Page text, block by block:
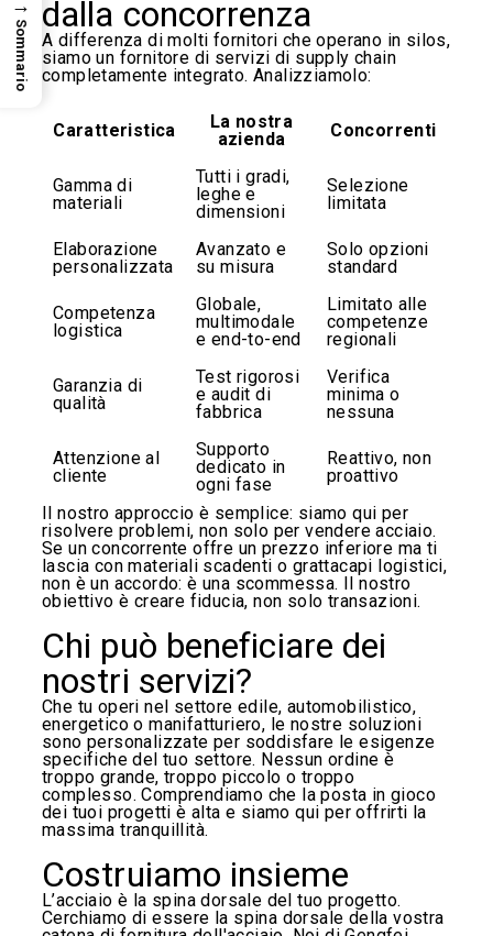
dalla concorrenza
A differenza di molti fornitori che operano in silos,
siamo un fornitore di servizi di supply chain
completamente integrato. Analizziamolo:
Caratteristica
La nostra
azienda
Concorrenti
Gamma di
materiali
Tutti i gradi,
leghe e
dimensioni
Selezione
limitata
Elaborazione
personalizzata
Avanzato e
su misura
Solo opzioni
standard
Competenza
logistica
Globale,
multimodale
e end-to-end
Limitato alle
competenze
regionali
Garanzia di
qualità
Test rigorosi
e audit di
fabbrica
Verifica
minima o
nessuna
Attenzione al
cliente
Supporto
dedicato in
ogni fase
Reattivo, non
proattivo
Il nostro approccio è semplice: siamo qui per
risolvere problemi, non solo per vendere acciaio.
Se un concorrente offre un prezzo inferiore ma ti
lascia con materiali scadenti o grattacapi logistici,
non è un accordo: è una scommessa. Il nostro
obiettivo è creare fiducia, non solo transazioni.
Chi può beneficiare dei
nostri servizi?
Che tu operi nel settore edile, automobilistico,
energetico o manifatturiero, le nostre soluzioni
sono personalizzate per soddisfare le esigenze
specifiche del tuo settore. Nessun ordine è
troppo grande, troppo piccolo o troppo
complesso. Comprendiamo che la posta in gioco
dei tuoi progetti è alta e siamo qui per offrirti la
massima tranquillità.
Costruiamo insieme
L’acciaio è la spina dorsale del tuo progetto.
Cerchiamo di essere la spina dorsale della vostra
→
Sommario